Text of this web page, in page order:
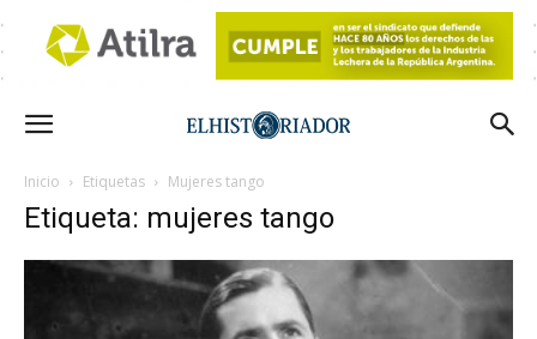
Inicio Etiquetas Mujeres tango
Etiqueta: mujeres tango